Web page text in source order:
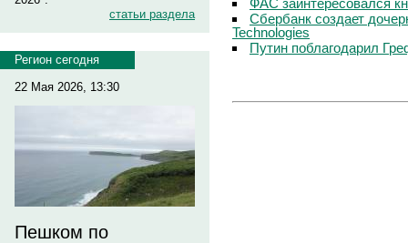
статьи раздела
Регион сегодня
22 Мая 2026, 13:30
Пешком по
Сбербанк создает
Technologies
Путин поблагодарил